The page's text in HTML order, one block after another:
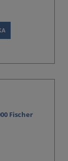
Fischer